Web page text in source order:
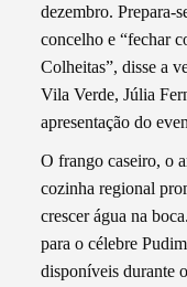
dezembro. Prepara-
concelho e “fechar
Colheitas”, disse a
Vila Verde, Júlia
apresentação do
O frango caseiro, o
cozinha regional
crescer água na
para o célebre
disponíveis durante